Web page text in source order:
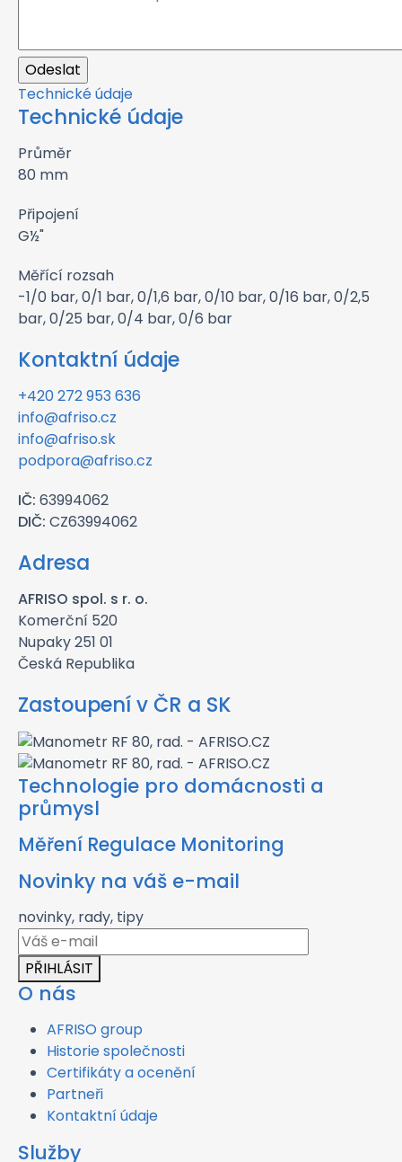
Technické údaje
Technické údaje
Průměr
80 mm
Připojení
G½"
Měřící rozsah
-1/0 bar, 0/1 bar, 0/1,6 bar, 0/10 bar, 0/16 bar, 0/2,5
bar, 0/25 bar, 0/4 bar, 0/6 bar
Kontaktní údaje
+420 272 953 636
info@afriso.cz
info@afriso.sk
podpora@afriso.cz
IČ: 63994062
DIČ: CZ63994062
Adresa
AFRISO spol. s r. o.
Komerční 520
Nupaky 251 01
Česká Republika
Zastoupení v ČR a SK
Technologie pro domácnosti a
průmysl
Měření Regulace Monitoring
Novinky na váš e-mail
novinky, rady, tipy
PŘIHLÁSIT
O nás
AFRISO group
Historie společnosti
Certifikáty a ocenění
Partneři
Kontaktní údaje
Služby